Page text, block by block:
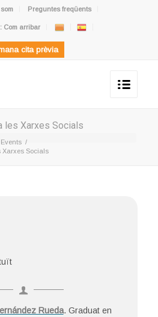
Preguntes freqüents
Com arribar
cita prèvia
les Xarxes Socials
Events /
Xarxes Socials
Rueda. Graduat en